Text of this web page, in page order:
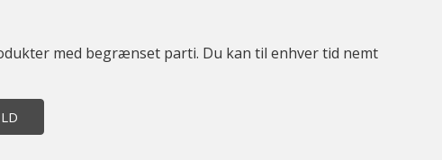
med begrænset parti. Du kan til enhver tid nemt